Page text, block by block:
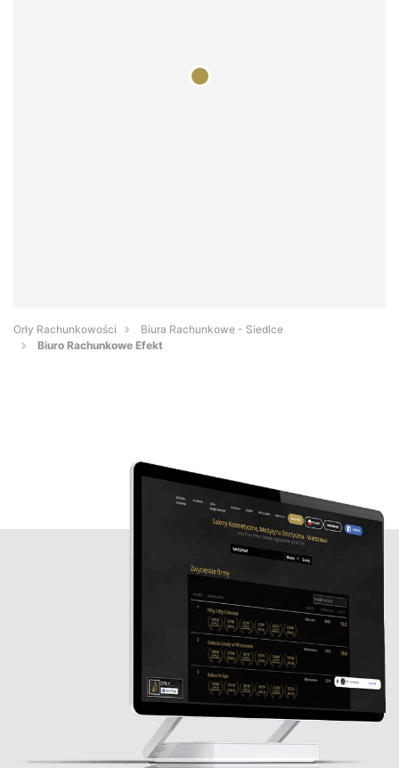
Orły Rachunkowości
Biura Rachunkowe - Siedlce
Biuro Rachunkowe Efekt